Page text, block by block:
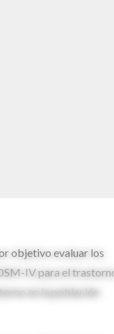
objetivo evaluar los
IV para el
en la población